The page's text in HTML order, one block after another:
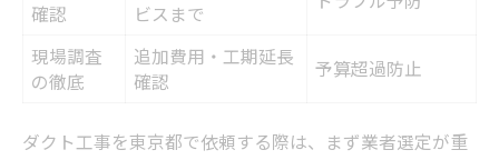
確認
ビスまで
現場調査
の徹底
追加費用・工期延長
確認
予算超過防止
ダクト工事を東京都で依頼する際は、まず業者選定が重